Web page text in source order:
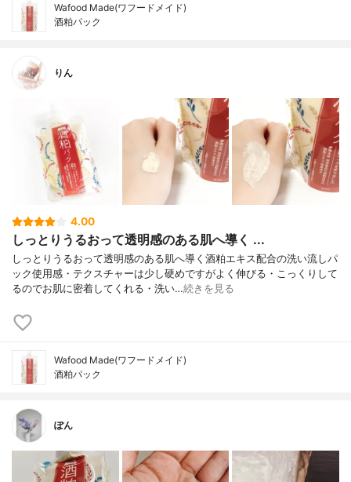
Wafood Made(ワフードメイド)
酒粕パック
りん
4.00
しっとりうるおって透明感のある肌へ導く ...
しっとりうるおって透明感のある肌へ導く酒粕エキス配合の洗い流しパ
ック使用感・テクスチャーは少し硬めですがよく伸びる・こっくりして
るのでお肌に密着してくれる・洗い…続きを見る
Wafood Made(ワフードメイド)
酒粕パック
ぽん